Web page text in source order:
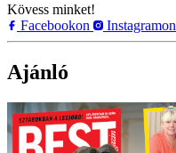
Kövess minket!
Facebookon
Instagramon
Ajánló